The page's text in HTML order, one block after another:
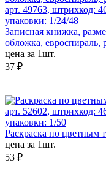
арт. 49763, штрихкод:
упаковки: 1/24/48
Записная книжка,
обложка, евроспираль,
цена за 1шт.
37 ₽
арт. 52602, штрихкод:
упаковки: 1/50
Раскраска по
цена за 1шт.
53 ₽